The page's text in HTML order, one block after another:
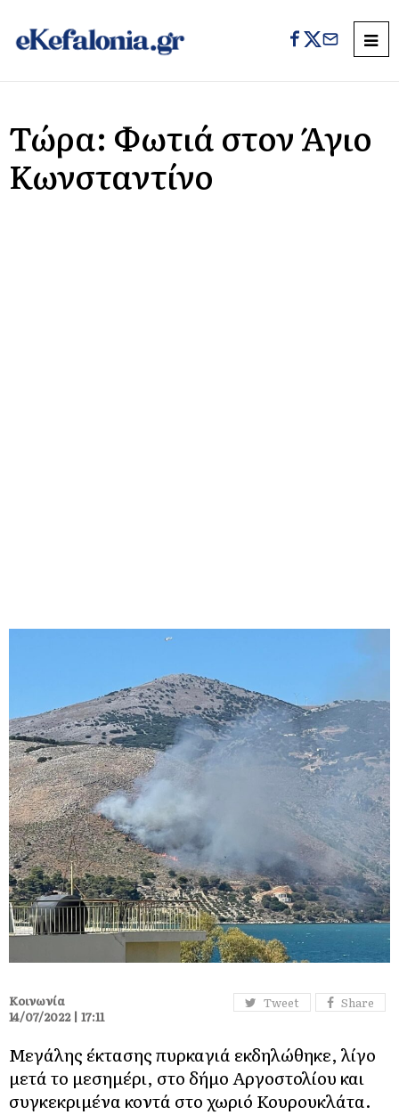
Τώρα: Φωτιά στον Άγιο
Κωνσταντίνο
Tweet Share
Κοινωνία
14/07/2022 | 17:11
Μεγάλης έκτασης πυρκαγιά εκδηλώθηκε, λίγο
μετά το μεσημέρι, στο δήμο Αργοστολίου και
συγκεκριμένα κοντά στο χωριό Κουρουκλάτα.